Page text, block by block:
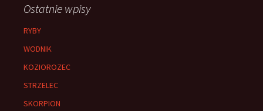
Ostatnie wpisy
RYBY
WODNIK
KOZIOROZEC
STRZELEC
SKORPION